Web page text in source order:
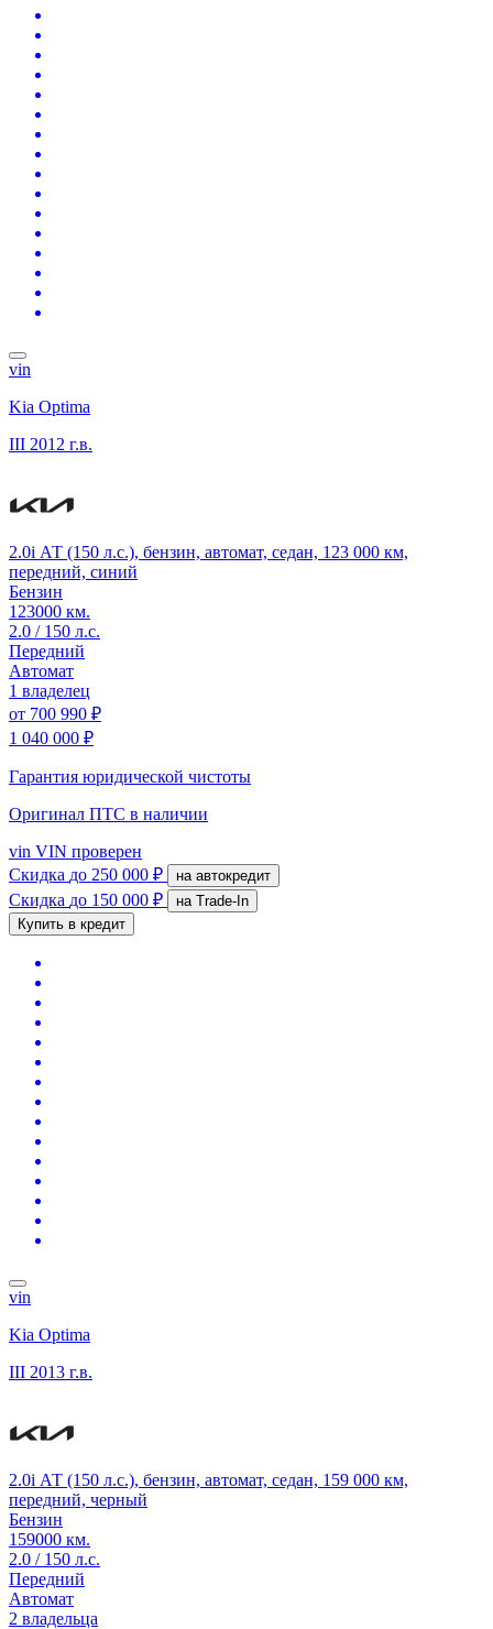
vin
Kia Optima
III 2012 г.в.
2.0i АТ (150 л.с.), бензин, автомат, седан, 123 000 км,
передний, синий
Бензин
123000 км.
2.0 / 150 л.с.
Передний
Автомат
1 владелец
от 700 990 ₽
1 040 000 ₽
Гарантия юридической чистоты
Оригинал ПТС в наличии
vin VIN проверен
Скидка до 250 000 ₽ на автокредит
Скидка до 150 000 ₽
на Trade-In
Купить в кредит
vin
Kia Optima
III 2013 г.в.
2.0i АТ (150 л.с.), бензин, автомат, седан, 159 000 км,
передний, черный
Бензин
159000 км.
2.0 / 150 л.с.
Передний
Автомат
2 владельца